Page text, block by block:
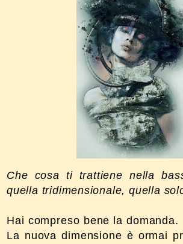
Che cosa ti trattiene nella
quella tridimensionale, quella
Hai compreso bene la domanda.
La nuova dimensione è ormai